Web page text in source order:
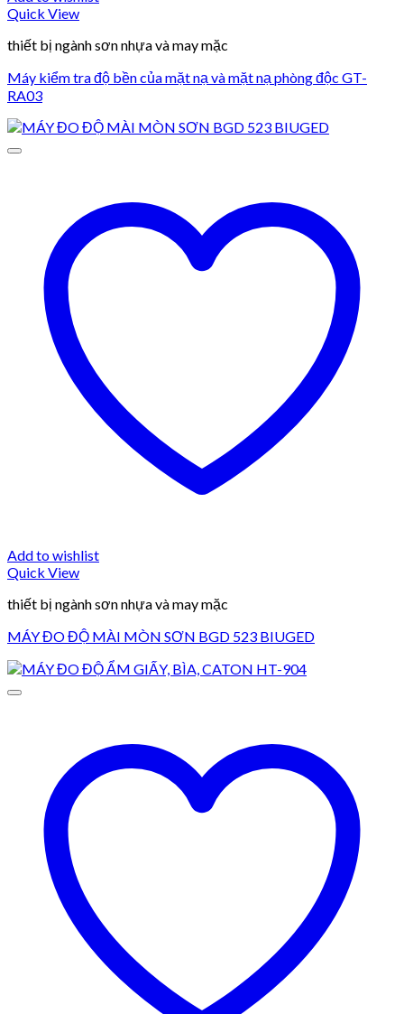
Quick View
thiết bị ngành sơn nhựa và may mặc
Máy kiểm tra độ bền của mặt nạ và mặt nạ phòng độc GT-
RA03
Add to wishlist
Quick View
thiết bị ngành sơn nhựa và may mặc
MÁY ĐO ĐỘ MÀI MÒN SƠN BGD 523 BIUGED